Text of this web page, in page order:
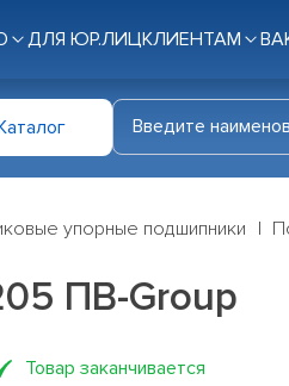
ДЛЯ ЮР.ЛИЦКЛИЕНТАМ
упорные подшипники
ПВ-Group
Товар заканчивается